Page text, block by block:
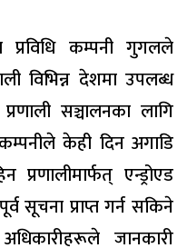
प्रविधि कम्पनी गुगलले
विभिन्न देशमा उपलब्ध
सञ्चालनका लागि
केही दिन अगाडि
एन्ड्रोएड
सूचना प्राप्त गर्न सकिने
जानकारी